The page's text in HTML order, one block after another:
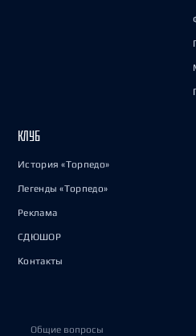
КЛУБ
История «Торпедо»
Легенды «Торпедо»
Реклама
СДЮШОР
Контакты
Общие вопросы